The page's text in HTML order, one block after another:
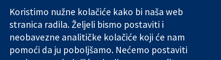
Pouzdani dokazi.
Utemeljeni
dokazi.
Bolje zdravlje.
London
W1G 0AN
Ujedinjeno
Kraljevstvo
Novosti
medije
O nama
Poslovi
Koristimo nužne kolačiće kako bi naša web
stranica radila. Željeli bismo postaviti i
neobavezne analitičke kolačiće koji će nam
pomoći da ju poboljšamo. Nećemo postaviti